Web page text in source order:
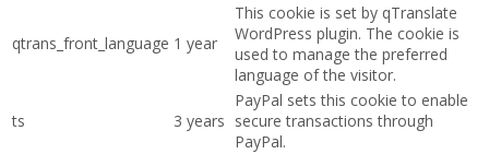
qtrans_front_language 1 year
This cookie is set by qTranslate
WordPress plugin. The cookie is
used to manage the preferred
language of the visitor.
ts 3 years
PayPal sets this cookie to enable
secure transactions through
PayPal.